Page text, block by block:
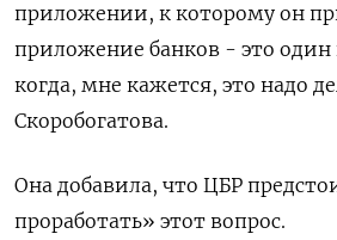
приложении, к которому он
приложение банков - это один
когда, мне кажется, это надо
Скоробогатова.
Она добавила, что ЦБР
проработать» этот вопрос.